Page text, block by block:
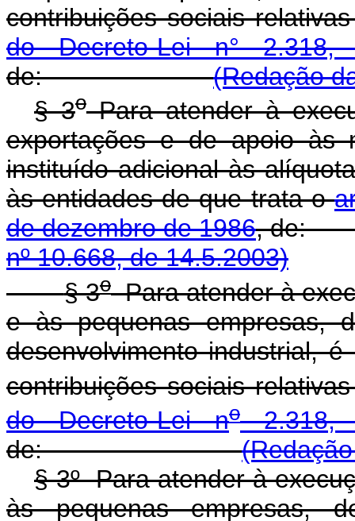
contribuições sociais
do Decreto-Lei n°
de:(Redação
§ 3oPara atender à
exportações e de apoio às
instituído adicional às
às entidades de que trata o
de dezembro de 1986,
nº 10.668, de 14.5.2003)
§ 3oPara atender à
e às pequenas empresas,
desenvolvimento industrial,
contribuições sociais
do Decreto-Lei no2.318,
de:
§ 3º Para atender à
às pequenas empresas,